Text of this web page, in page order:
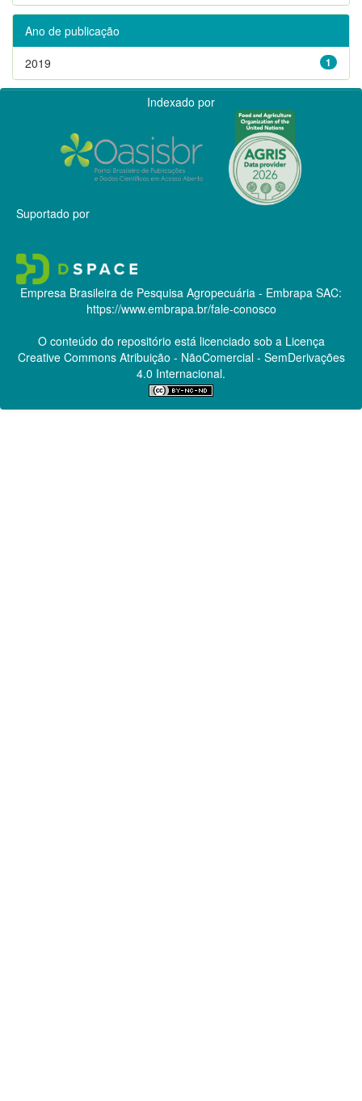
Ano de publicação
1
2019
Indexado por
Suportado por
Empresa Brasileira de Pesquisa Agropecuária - Embrapa SAC:
https://www.embrapa.br/fale-conosco
O conteúdo do repositório está licenciado sob a Licença
Creative CommonsAtribuição - NãoComercial - SemDerivações
4.0 Internacional.